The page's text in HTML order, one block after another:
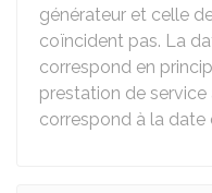
générateur et celle
coïncident pas. La
correspond en
prestation de
correspond à la date